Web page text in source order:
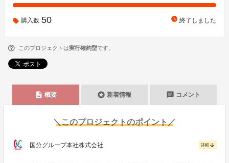
購入数 50 watch_later 終了しました
このプロジェクトは実行確約型です。
description 概要 stars 新着情報 chat コメント
＼このプロジェクトのポイント／
国分グループ本社株式会社 詳細 arrow_downward